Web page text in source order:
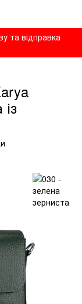
та відправка